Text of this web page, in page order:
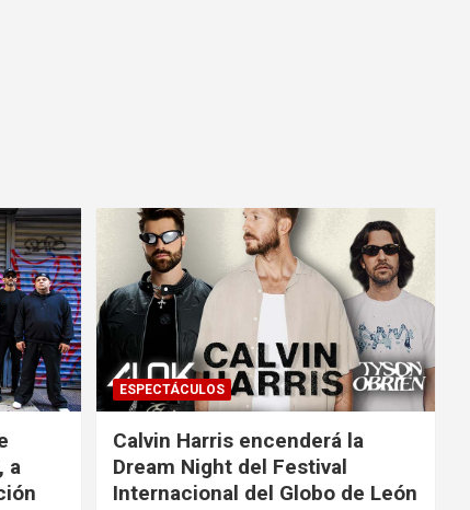
a
ESPECTÁCULOS
Calvin Harris encenderá la
Dream Night del Festival
Internacional del Globo de León